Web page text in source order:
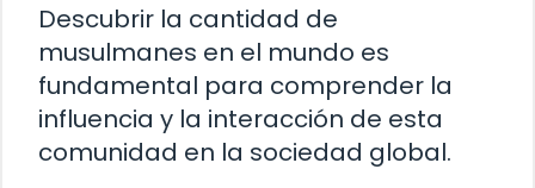
Descubrir la cantidad de
musulmanes en el mundo es
fundamental para comprender la
influencia y la interacción de esta
comunidad en la sociedad global.